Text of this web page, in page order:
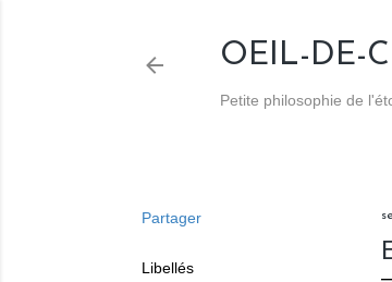
OEIL-DE-
Petite philosophie de
Partager
Libellés